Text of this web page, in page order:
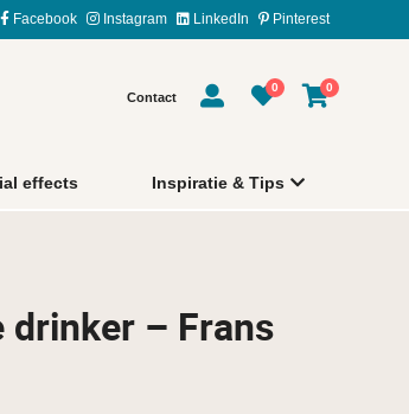
Facebook Instagram LinkedIn Pinterest
Contact
0 0
effects Inspiratie & Tips
drinker – Frans